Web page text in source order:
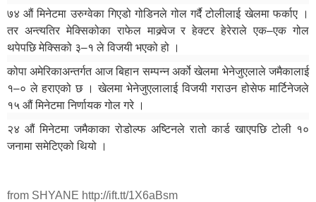
७४ औं मिनेटमा उरुग्वेका गिएडो गोडिनले गोल गर्दै टोलीलाई खेलमा फर्काए ।
तर अन्त्यतिर मेक्सिकोका राफेल माक्र्वेज र हेक्टर हेरेराले एक–एक गोल
थपेपछि मेक्सिको ३–१ ले विजयी भएको हो ।
कोपा अमेरिकाअन्तर्गत आज बिहान सम्पन्न अर्को खेलमा भेनेजुएलाले जमैकालाई
१–० ले हराएको छ । खेलमा भेनेजुएलालाई विजयी गराउन होसेफ मार्टिनेजले
१५ औं मिनेटमा निर्णायक गोल गरे ।
२४ औं मिनेटमा जमैकाका रोडोल्फ अष्टिनले रातो कार्ड खाएपछि टोली १०
जनामा समेटिएको थियो ।
from SHYANE http://ift.tt/1X6aBsm